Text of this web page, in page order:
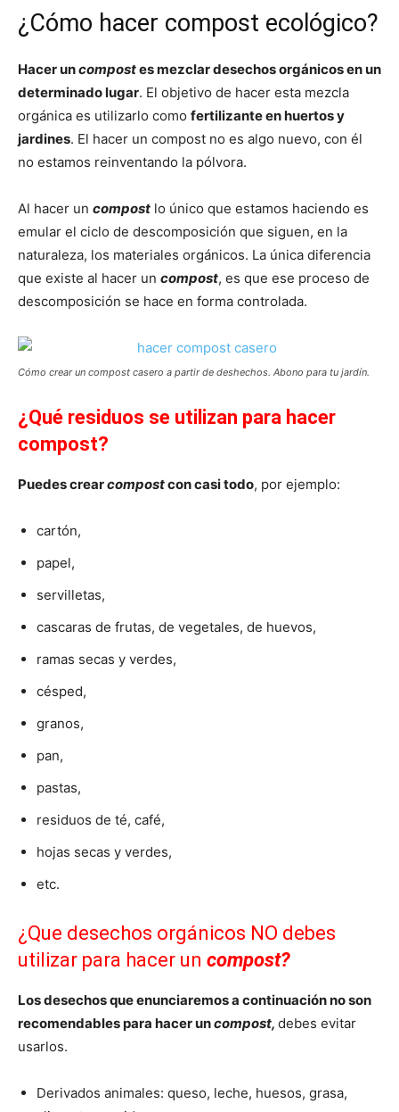
¿Cómo hacer compost ecológico?
Hacer uncompostes mezclar desechos orgánicos en un
determinado lugar. El objetivo de hacer esta mezcla
orgánica es utilizarlo como fertilizante en huertos y
jardines. El hacer un compost no es algo nuevo, con él
no estamos reinventando la pólvora.
Al hacer un compost lo único que estamos haciendo es
emular el ciclo de descomposición que siguen, en la
naturaleza, los materiales orgánicos. La única diferencia
que existe al hacer un compost, es que ese proceso de
descomposición se hace en forma controlada.
Cómo crear un compost casero a partir de deshechos. Abono para tu jardín.
¿Qué residuos se utilizan para hacer
compost?
Puedes crearcompostcon casi todo, por ejemplo:
cartón,
papel,
servilletas,
cascaras de frutas, de vegetales, de huevos,
ramas secas y verdes,
césped,
granos,
pan,
pastas,
residuos de té, café,
hojas secas y verdes,
etc.
¿Que desechos orgánicos NO debes
utilizar para hacer un compost?
Los desechos que enunciaremos a continuación no son
recomendables para hacer uncompost, debes evitar
usarlos.
Derivados animales: queso, leche, huesos, grasa,